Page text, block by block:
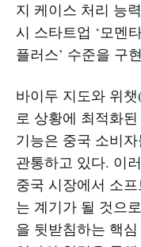
지 케이스 처리 능
시 스타트업 ‘모멘
플러스’ 수준을 구
바이두 지도와 위
로 상황에 최적화
기능은 중국 소비
관통하고 있다. 이
중국 시장에서 소
는 계기가 될 것으
을 뒷받침하는 핵